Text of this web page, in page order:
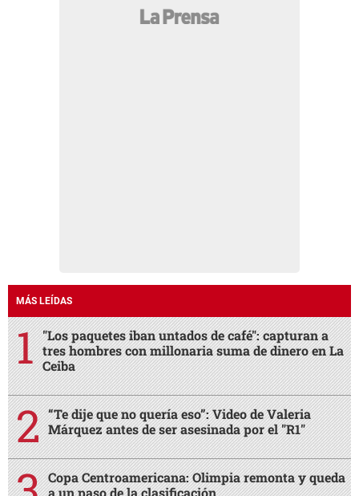
MÁS LEÍDAS
"Los paquetes iban untados de café": capturan a
tres hombres con millonaria suma de dinero en La
Ceiba
“Te dije que no quería eso”: Video de Valeria
Márquez antes de ser asesinada por el "R1"
Copa Centroamericana: Olimpia remonta y queda
a un paso de la clasificación